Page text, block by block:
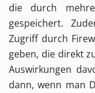
die durch
gespeichert.
Zugriff durch
geben, die direkt
Auswirkungen
dann, wenn man